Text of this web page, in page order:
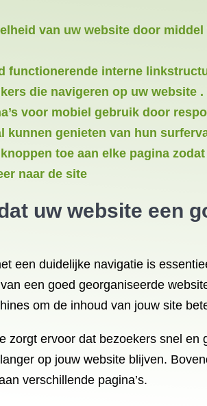
van uw website door
functionerende interne
die navigeren op uw website .
voor mobiel gebruik door
kunnen genieten van hun
toe aan elke pagina
naar de site
uw website een
een duidelijke navigatie is
een goed georganiseerde
om de inhoud van jouw site
zorgt ervoor dat bezoekers snel
op jouw website blijven.
verschillende pagina’s.